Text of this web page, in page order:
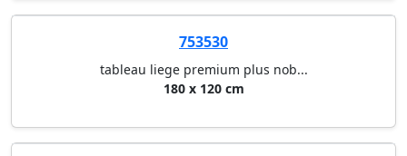
753530
tableau liege premium plus nob...
180 x 120 cm